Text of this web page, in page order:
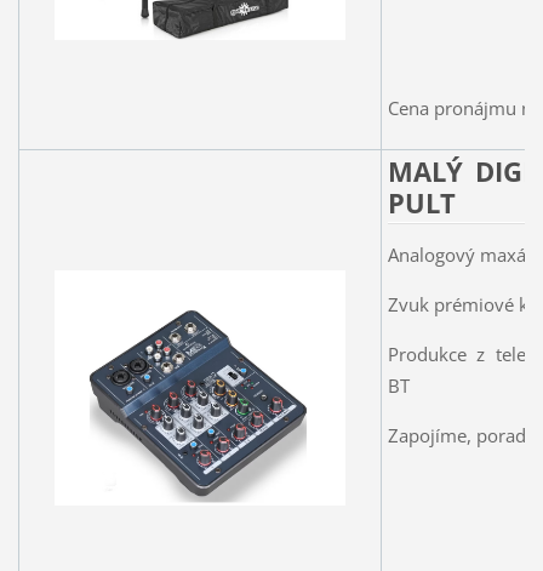
Cena pronájmu
MALÝ
PULT
Analogový
Zvuk prémiové
Produkce z
BT
Zapojíme,